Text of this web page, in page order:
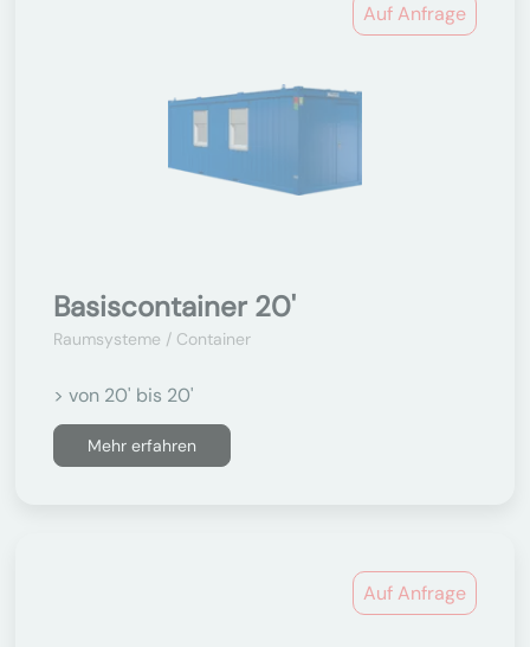
Auf Anfrage
Basiscontainer 20'
Raumsysteme / Container
> von 20' bis 20'
Mehr erfahren
Auf Anfrage